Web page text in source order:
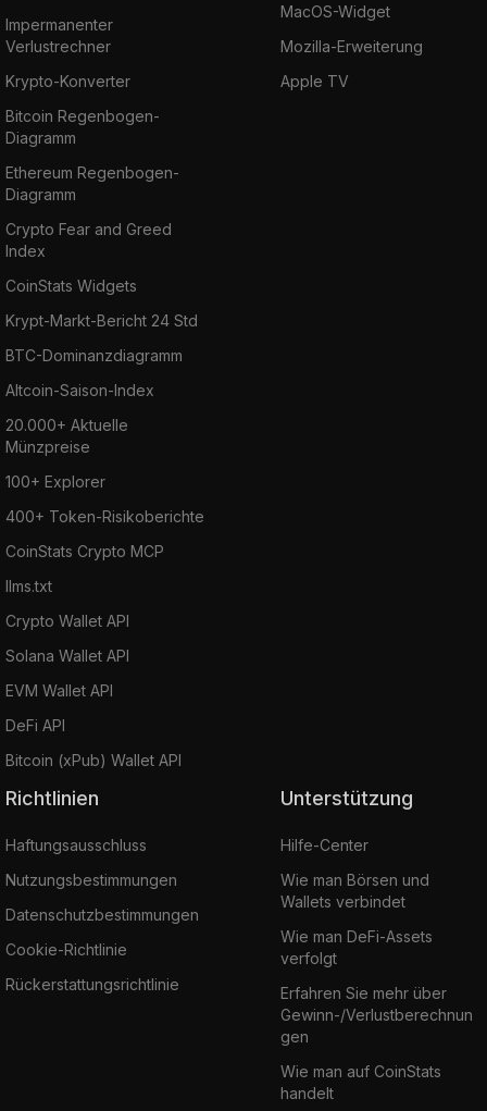
Impermanenter
Verlustrechner
Krypto-Konverter
Bitcoin Regenbogen-
Diagramm
Ethereum Regenbogen-
Diagramm
Crypto Fear and Greed
Index
CoinStats Widgets
Krypt-Markt-Bericht 24 Std
BTC-Dominanzdiagramm
Altcoin-Saison-Index
20.000+ Aktuelle
Münzpreise
100+ Explorer
400+ Token-Risikoberichte
CoinStats Crypto MCP
llms.txt
Crypto Wallet API
Solana Wallet API
EVM Wallet API
DeFi API
Bitcoin (xPub) Wallet API
MacOS-Widget
Mozilla-Erweiterung
Apple TV
Richtlinien
Haftungsausschluss
Nutzungsbestimmungen
Datenschutzbestimmungen
Cookie-Richtlinie
Rückerstattungsrichtlinie
Unterstützung
Hilfe-Center
Wie man Börsen und
Wallets verbindet
Wie man DeFi-Assets
verfolgt
Erfahren Sie mehr über
Gewinn-/Verlustberechnun
gen
Wie man auf CoinStats
handelt